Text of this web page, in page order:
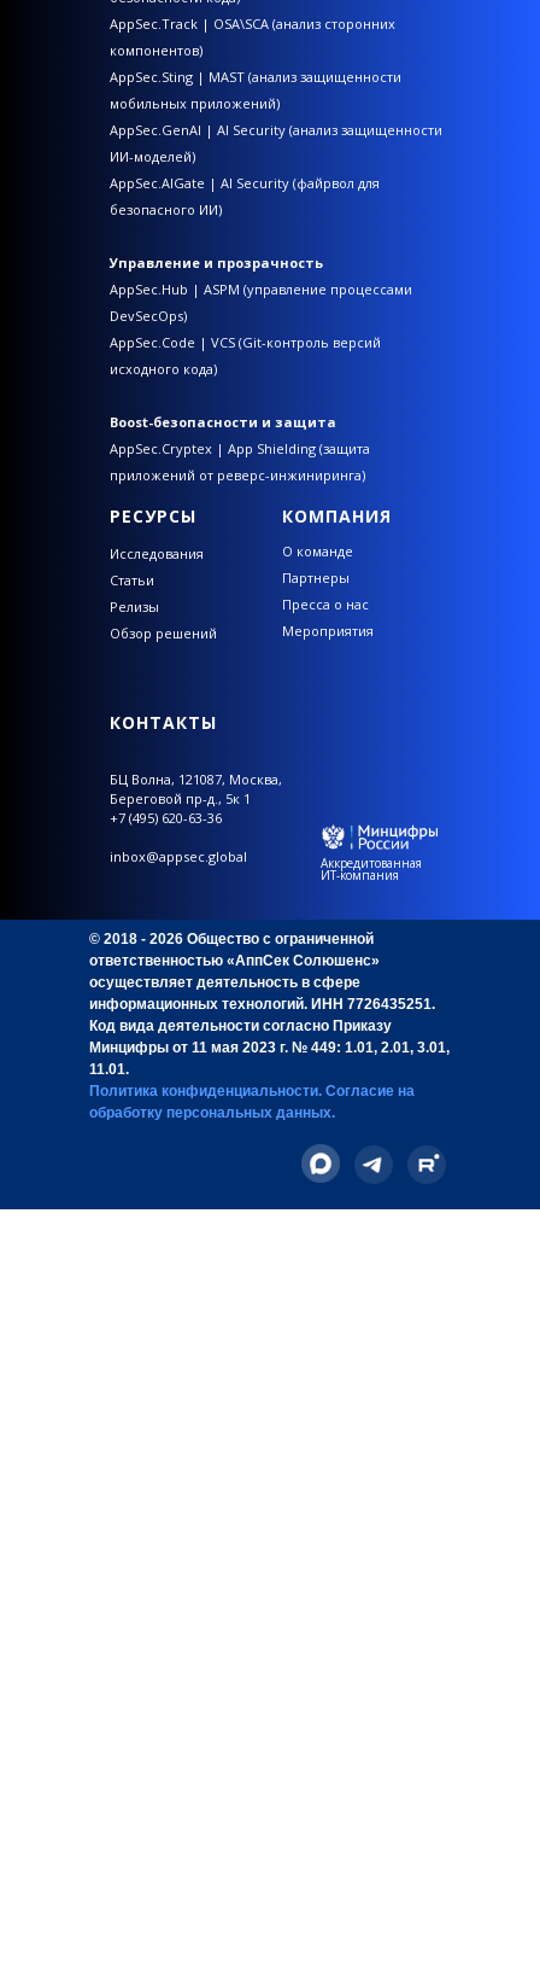
AppSec.Track | OSA\SCA (анализ сторонних
компонентов)
AppSec.Sting | MAST (анализ защищенности
мобильных приложений)
AppSec.GenAI | AI Security (анализ защищенности
ИИ-моделей)
AppSec.AIGate | AI Security (файрвол для
безопасного ИИ)
Управление и прозрачность
AppSec.Hub | ASPM (управление процессами
DevSecOps)
AppSec.Code | VCS (Git-контроль версий
исходного кода)
Boost-безопасности и защита
AppSec.Cryptex | App Shielding (защита
приложений от реверс-инжиниринга)
РЕСУРСЫ
Исследования
Статьи
Релизы
Обзор решений
КОМПАНИЯ
О команде
Партнеры
Пресса о нас
Мероприятия
КОНТАКТЫ
БЦ Волна, 121087, Москва,
Береговой пр-д., 5к 1
+7 (495) 620-63-36
inbox@appsec.global Аккредитованная
ИТ-компания
© 2018 - 2026 Общество с ограниченной
ответственностью «АппСек Солюшенс»
осуществляет деятельность в сфере
информационных технологий. ИНН 7726435251.
Код вида деятельности согласно Приказу
Минцифры от 11 мая 2023 г. № 449: 1.01, 2.01, 3.01,
11.01.
Политика конфиденциальности. Согласие на
обработку персональных данных.